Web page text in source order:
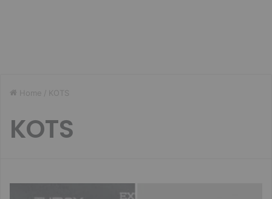
Home / KOTS
KOTS